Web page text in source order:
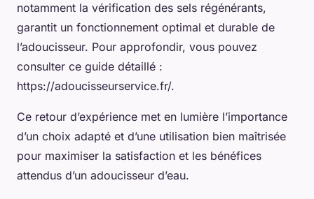
notamment la vérification des sels régénérants,
garantit un fonctionnement optimal et durable de
l’adoucisseur. Pour approfondir, vous pouvez
consulter ce guide détaillé :
https://adoucisseurservice.fr/.
Ce retour d’expérience met en lumière l’importance
d’un choix adapté et d’une utilisation bien maîtrisée
pour maximiser la satisfaction et les bénéfices
attendus d’un adoucisseur d’eau.